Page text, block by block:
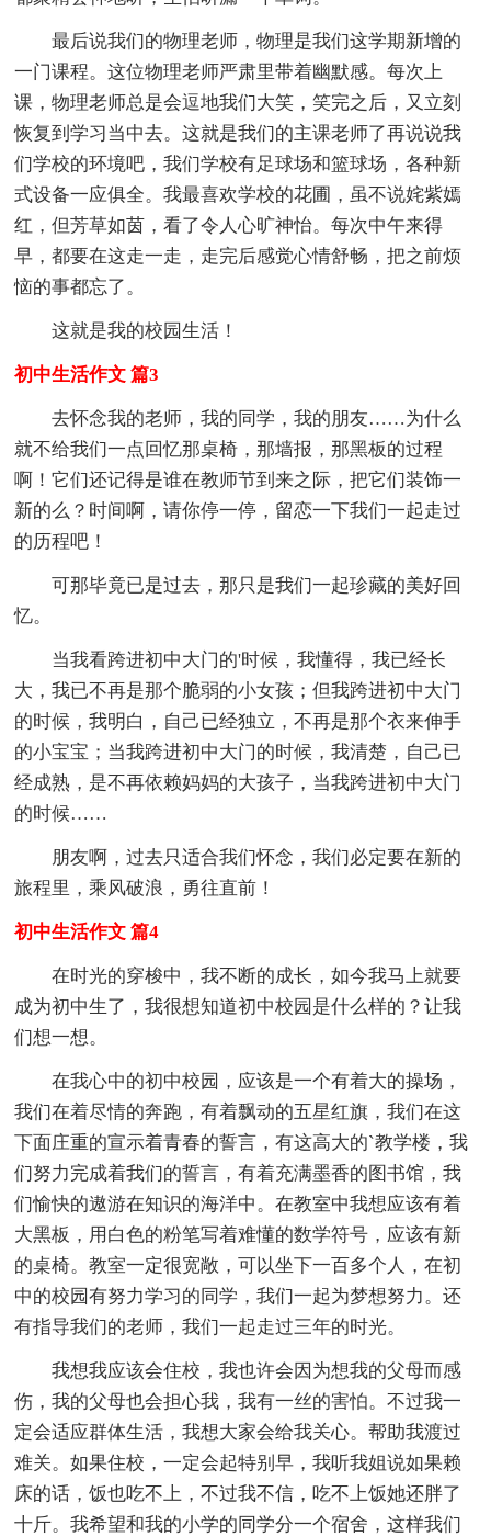
最后说我们的物理老师，物理是我们这学期新增的
一门课程。这位物理老师严肃里带着幽默感。每次上
课，物理老师总是会逗地我们大笑，笑完之后，又立刻
恢复到学习当中去。这就是我们的主课老师了再说说我
们学校的环境吧，我们学校有足球场和篮球场，各种新
式设备一应俱全。我最喜欢学校的花圃，虽不说姹紫嫣
红，但芳草如茵，看了令人心旷神怡。每次中午来得
早，都要在这走一走，走完后感觉心情舒畅，把之前烦
恼的事都忘了。
这就是我的校园生活！
初中生活作文 篇3
去怀念我的老师，我的同学，我的朋友……为什么
就不给我们一点回忆那桌椅，那墙报，那黑板的过程
啊！它们还记得是谁在教师节到来之际，把它们装饰一
新的么？时间啊，请你停一停，留恋一下我们一起走过
的历程吧！
可那毕竟已是过去，那只是我们一起珍藏的美好回
忆。
当我看跨进初中大门的'时候，我懂得，我已经长
大，我已不再是那个脆弱的小女孩；但我跨进初中大门
的时候，我明白，自己已经独立，不再是那个衣来伸手
的小宝宝；当我跨进初中大门的时候，我清楚，自己已
经成熟，是不再依赖妈妈的大孩子，当我跨进初中大门
的时候……
朋友啊，过去只适合我们怀念，我们必定要在新的
旅程里，乘风破浪，勇往直前！
初中生活作文 篇4
在时光的穿梭中，我不断的成长，如今我马上就要
成为初中生了，我很想知道初中校园是什么样的？让我
们想一想。
在我心中的初中校园，应该是一个有着大的操场，
我们在着尽情的奔跑，有着飘动的五星红旗，我们在这
下面庄重的宣示着青春的誓言，有这高大的`教学楼，我
们努力完成着我们的誓言，有着充满墨香的图书馆，我
们愉快的遨游在知识的海洋中。在教室中我想应该有着
大黑板，用白色的粉笔写着难懂的数学符号，应该有新
的桌椅。教室一定很宽敞，可以坐下一百多个人，在初
中的校园有努力学习的同学，我们一起为梦想努力。还
有指导我们的老师，我们一起走过三年的时光。
我想我应该会住校，我也许会因为想我的父母而感
伤，我的父母也会担心我，我有一丝的害怕。不过我一
定会适应群体生活，我想大家会给我关心。帮助我渡过
难关。如果住校，一定会起特别早，我听我姐说如果赖
床的话，饭也吃不上，不过我不信，吃不上饭她还胖了
十斤。我希望和我的小学的同学分一个宿舍，这样我们